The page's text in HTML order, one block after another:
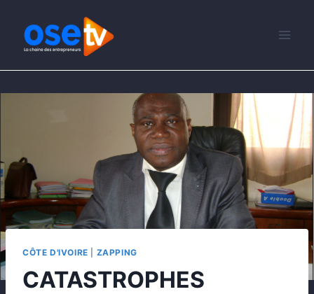
CÔTE D'IVOIRE ZAPPING
CATASTROPHES